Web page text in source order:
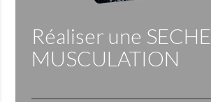
Réaliser une SECHE
MUSCULATION